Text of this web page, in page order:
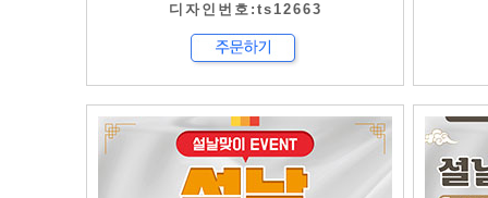
디자인번호:ts12663